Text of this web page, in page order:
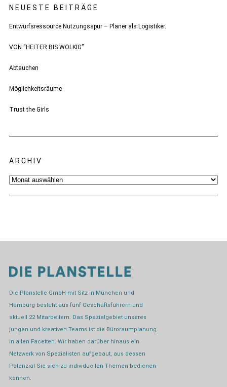
NEUESTE BEITRÄGE
Entwurfsressource Nutzungsspur – Planer als Logistiker.
VON “HEITER BIS WOLKIG”
Abtauchen
Möglichkeitsräume
Trust the Girls
ARCHIV
Archiv
Die Planstelle GmbH mit Sitz in München und
Hamburg besteht aus fünf Geschäftsführern und
aktuell 22 Mitarbeitern. Das Spezialgebiet unseres
jungen und kreativen Teams ist die Büroraumplanung
in allen Facetten. Wir haben darüber hinaus ein
Netzwerk von Spezialisten aufgebaut, aus dessen
Potenzial Sie sich zu individuellen Themen bedienen
können.